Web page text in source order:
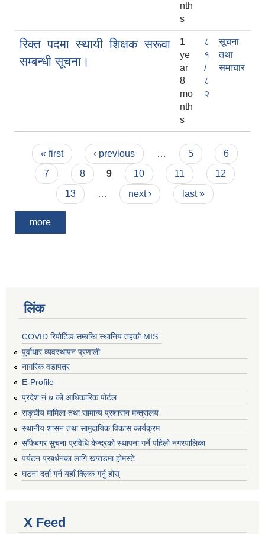
nth
s
रिक्त पदमा स्थायी शिक्षक सरूवा
सम्बन्धी सूचना।
1
ye
ar
8
mo
nth
s
८
१
/
८
२
सूचना
तथा
समाचार
Pages
« first ‹ previous … 5
6
7
8 9 10 11
12
13
… next › last »
more
लिंक
COVID रिपोर्टिङ सम्बन्धि स्थानिय तहको MIS
पूर्वाधार व्यवस्थापन प्रणाली
नागरिक वडापत्र
E-Profile
प्रदेश नं ७ को आधिकारिक पोर्टल
सङ्घीय मामिला तथा सामान्य प्रशासन मन्त्रालय
स्थानीय शासन तथा सामुदायिक विकास कार्यक्रम
साँफेबगर सुचना प्रविधि केन्द्रको स्थापना गर्ने पहिलो नगरपालिका
पर्यटन प्रबर्धनका लागि खप्तडमा होमस्टे
घटना दर्ता गर्न यहाँ क्लिक गर्नु होस्
X Feed